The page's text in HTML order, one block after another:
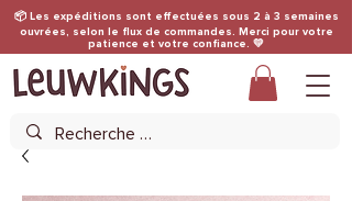
📦 Les expéditions sont effectuées sous 2 à 3 semaines
ouvrées, selon le flux de commandes. Merci pour votre
patience et votre confiance. 💛